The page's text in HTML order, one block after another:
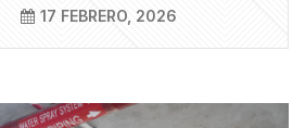
17 FEBRERO, 2026